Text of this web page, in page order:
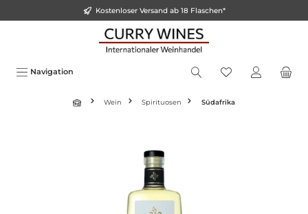
Kostenloser Versand ab 18 Flaschen*
Navigation
Wein Spirituosen Südafrika